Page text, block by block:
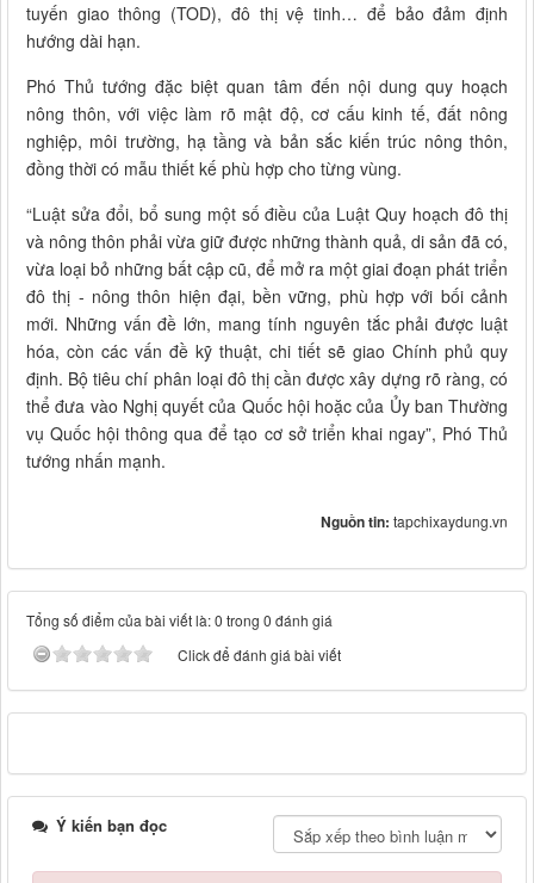
tuyến giao thông (TOD), đô thị vệ tinh… để bảo đảm định
hướng dài hạn.
Phó Thủ tướng đặc biệt quan tâm đến nội dung quy hoạch
nông thôn, với việc làm rõ mật độ, cơ cấu kinh tế, đất nông
nghiệp, môi trường, hạ tầng và bản sắc kiến trúc nông thôn,
đồng thời có mẫu thiết kế phù hợp cho từng vùng.
“Luật sửa đổi, bổ sung một số điều của Luật Quy hoạch đô thị
và nông thôn phải vừa giữ được những thành quả, di sản đã có,
vừa loại bỏ những bất cập cũ, để mở ra một giai đoạn phát triển
đô thị - nông thôn hiện đại, bền vững, phù hợp với bối cảnh
mới. Những vấn đề lớn, mang tính nguyên tắc phải được luật
hóa, còn các vấn đề kỹ thuật, chi tiết sẽ giao Chính phủ quy
định. Bộ tiêu chí phân loại đô thị cần được xây dựng rõ ràng, có
thể đưa vào Nghị quyết của Quốc hội hoặc của Ủy ban Thường
vụ Quốc hội thông qua để tạo cơ sở triển khai ngay”, Phó Thủ
tướng nhấn mạnh.
Nguồn tin: tapchixaydung.vn
Tổng số điểm của bài viết là: 0 trong 0 đánh giá
Click để đánh giá bài viết
Ý kiến bạn đọc